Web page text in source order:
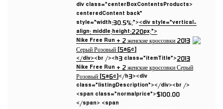
<div class=”centerBoxContentsProducts
centeredContent back”
style=”width:30.5%;”><div style=”vertical-
align: middle;height:220px;”>
</div><br /><h3 class=”itemTitle”>2013
Nike Free Run + 2 женские кроссовки Серый
Розовый [5a6c]</h3><div
class=”listingDescription”></div><br />
<span class=”normalprice”>$100.00
</span> <span